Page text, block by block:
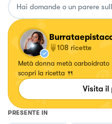
108 ricette
Metà donna metà
scopri la ricetta 🍴
Visita il
PRESENTE IN